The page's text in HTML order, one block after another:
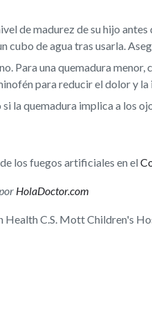
de madurez de su hijo
cubo de agua tras usarla.
Para una quemadura
para reducir el dolor y
si la quemadura implica a los
los fuegos artificiales en el
HolaDoctor.com
C.S. Mott Children's